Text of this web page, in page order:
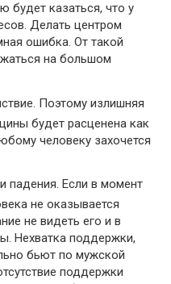
будет казаться, что у
Делать центром
ошибка. От такой
на большом
Поэтому излишняя
будет расценена как
человеку захочется
падения. Если в момент
не оказывается
не видеть его и в
Нехватка поддержки,
бьют по мужской
поддержки